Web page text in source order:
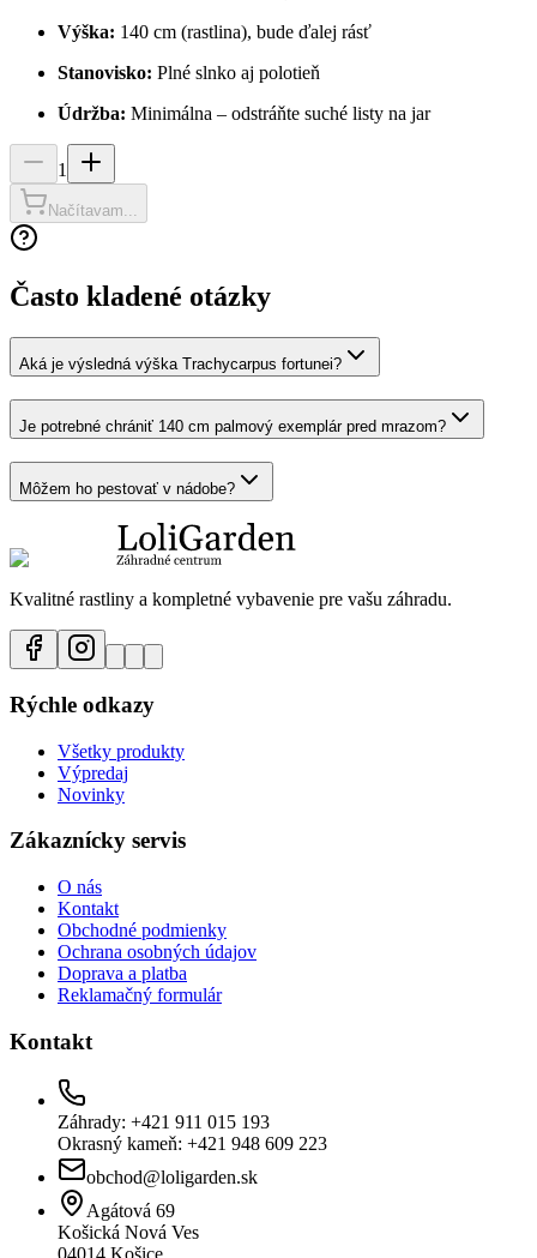
Výška: 140 cm (rastlina), bude ďalej rásť
Stanovisko: Plné slnko aj polotieň
Údržba: Minimálna – odstráňte suché listy na jar
1
Načítavam...
Často kladené otázky
Aká je výsledná výška Trachycarpus fortunei?
Je potrebné chrániť 140 cm palmový exemplár pred mrazom?
Môžem ho pestovať v nádobe?
Kvalitné rastliny a kompletné vybavenie pre vašu záhradu.
Rýchle odkazy
Všetky produkty
Výpredaj
Novinky
Zákaznícky servis
O nás
Kontakt
Obchodné podmienky
Ochrana osobných údajov
Doprava a platba
Reklamačný formulár
Kontakt
Záhrady: +421 911 015 193
Okrasný kameň: +421 948 609 223
obchod@loligarden.sk
Agátová 69
Košická Nová Ves
04014 Košice